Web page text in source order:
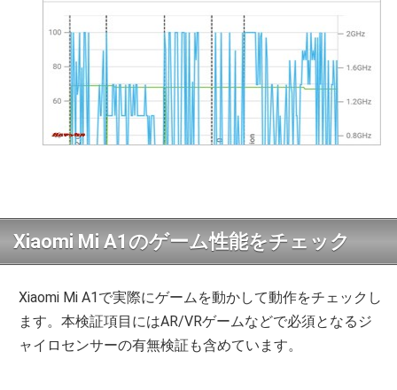
Xiaomi Mi A1のゲーム性能をチェック
Xiaomi Mi A1で実際にゲームを動かして動作をチェックし
ます。本検証項目にはAR/VRゲームなどで必須となるジ
ャイロセンサーの有無検証も含めています。